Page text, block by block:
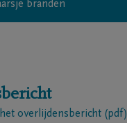
branden
overlijdensbericht (pdf)